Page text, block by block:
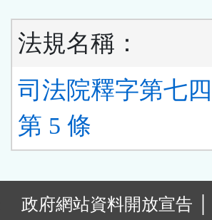
法規名稱：
司法院釋字第七
第 5 條
政府網站資料開放宣告